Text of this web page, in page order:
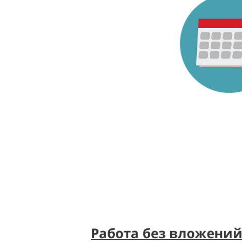
Работа без вложений